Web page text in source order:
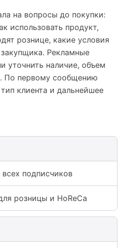
на вопросы до покупки:
использовать продукт,
рознице, какие условия
Рекламные
уточнить наличие, объем
По первому сообщению
клиента и дальнейшее
подписчиков
розницы и HoReCa